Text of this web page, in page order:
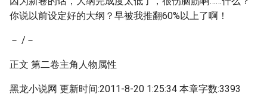
你说以前设定好的大纲？早被我推翻60%以上了啊！
－ /－
正文 第二卷主角人物属性
黑龙小说网 更新时间:2011-8-20 1:25:34 本章字数:3393